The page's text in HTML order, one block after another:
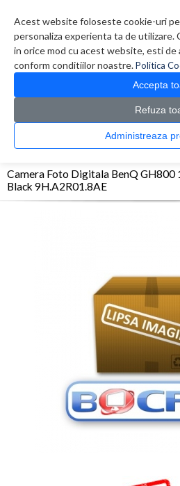
Acest website foloseste cookie-uri
personaliza experienta ta de
in orice mod cu acest website, esti
conform conditiilor noastre.Politica
Accepta
Refuza
CATALOG PRODUSE
> Aparate foto >
Camera Foto Digitala BenQ
Black 9H.A2R01.8AE